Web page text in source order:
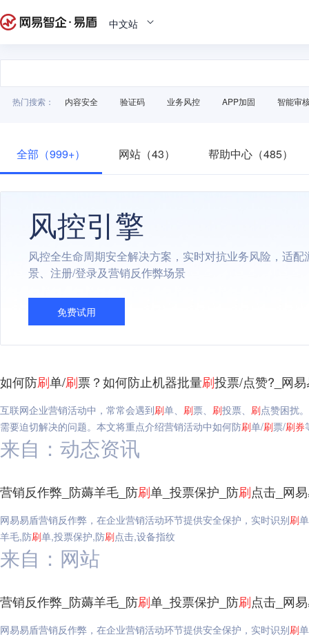
中文站
热门搜索： 内容安全 验证码 业务风控 APP加固 智能审
全部（999+） 网站（43） 帮助中心（485）
风控引擎
风控全生命周期安全解决方案，实时对抗业务风险，适配
景、注册/登录及营销反作弊场景
免费试用
如何防刷单/刷票？如何防止机器批量刷投票/点赞?_网
互联网企业营销活动中，常常会遇到刷单、 刷票、 刷投票、 刷点赞困扰
需要迫切解决的问题。本文将重点介绍营销活动中如何防刷单/刷票/刷券
来自：动态资讯
营销反作弊_防薅羊毛_防刷单_投票保护_防刷点击_网
网易易盾营销反作弊，在企业营销活动环节提供安全保护，实时识别刷
羊毛,防刷单,投票保护,防刷点击,设备指纹
来自：网站
营销反作弊_防薅羊毛_防刷单_投票保护_防刷点击_网
网易易盾营销反作弊，在企业营销活动环节提供安全保护，实时识别刷